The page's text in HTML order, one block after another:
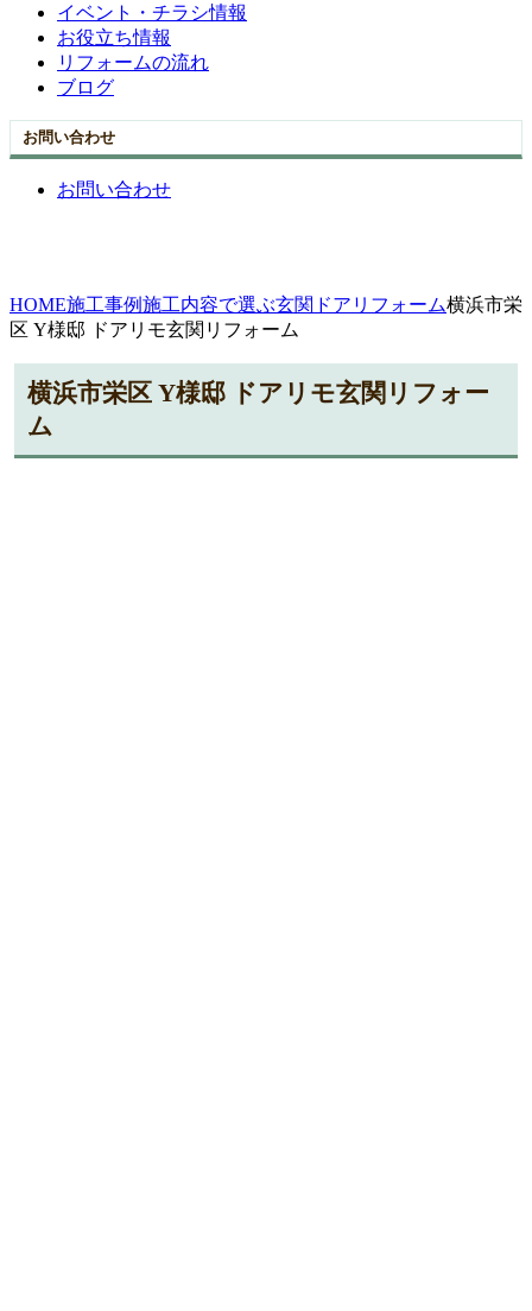
イベント・チラシ情報
お役立ち情報
リフォームの流れ
ブログ
お問い合わせ
お問い合わせ
HOME施工事例施工内容で選ぶ玄関ドアリフォーム横浜市栄
区 Y様邸 ドアリモ玄関リフォーム
横浜市栄区 Y様邸 ドアリモ玄関リフォー
ム